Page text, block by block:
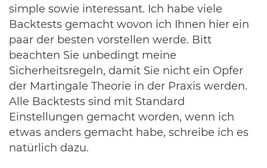
simple sowie interessant. Ich habe viele
Backtests gemacht wovon ich Ihnen hier ein
paar der besten vorstellen werde. Bitt
beachten Sie unbedingt meine
Sicherheitsregeln, damit Sie nicht ein Opfer
der Martingale Theorie in der Praxis werden.
Alle Backtests sind mit Standard
Einstellungen gemacht worden, wenn ich
etwas anders gemacht habe, schreibe ich es
natürlich dazu.